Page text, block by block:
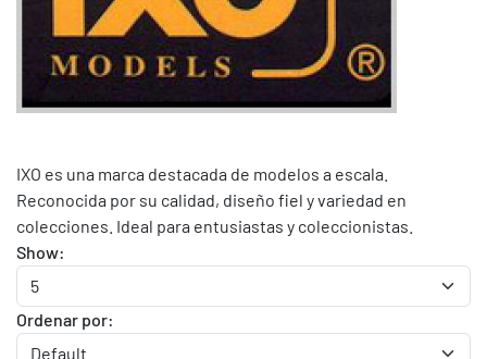
IXO es una marca destacada de modelos a escala.
Reconocida por su calidad, diseño fiel y variedad en
colecciones. Ideal para entusiastas y coleccionistas.
Show:
Ordenar por: